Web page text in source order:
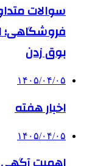
سوالات
فروشگاهی؛
بوق زدن
۱۴۰۵/۰۴/۰۵
اخبار هفته
۱۴۰۵/۰۴/۰۵